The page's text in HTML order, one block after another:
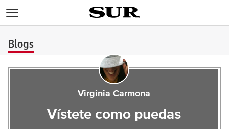
Blogs
Virginia Carmona
Vístete como puedas